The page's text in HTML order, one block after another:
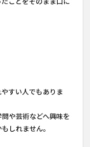
すい人でもありま
や芸術などへ興味を
しれません。